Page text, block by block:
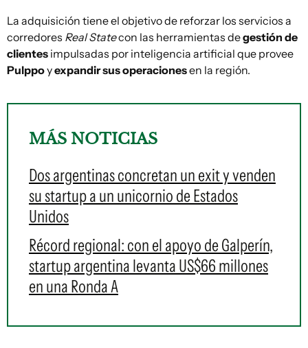
La adquisición tiene el objetivo de reforzar los servicios a
corredores Real Statecon las herramientas degestión de
clientes impulsadas por inteligencia artificial que provee
Pulppoyexpandir sus operacionesen la región.
MÁS NOTICIAS
Dos argentinas concretan un exit y venden
su startup a un unicornio de Estados
Unidos
Récord regional: con el apoyo de Galperín,
startup argentina levanta US$66 millones
en una Ronda A